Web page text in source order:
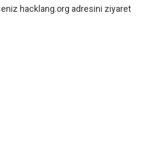
hacklang.org adresini ziyaret